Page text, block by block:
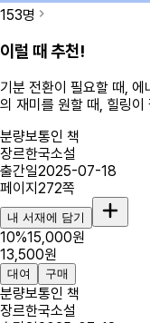
153명
이럴 때 추천!
기분 전환이 필요할 때,
의 재미를 원할 때, 힐링이
분량보통인 책
장르한국소설
출간일2025-07-18
페이지272쪽
내 서재에 담기
10%15,000원
13,500원
대여 구매
분량보통인 책
장르한국소설